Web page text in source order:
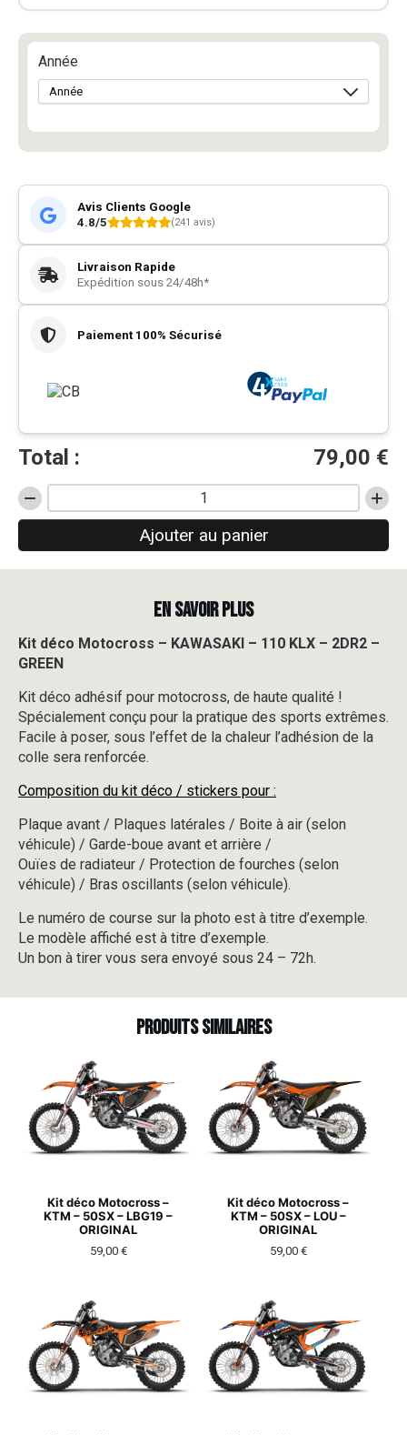
Année
Avis Clients Google
4.8/5
(241 avis)
Livraison Rapide
Expédition sous 24/48h*
Paiement 100% Sécurisé
Total : 79,00 €
quantité
de
Motocross
110
KLX
2DR2
-
GREEN
Ajouter au panier
EN SAVOIR PLUS
Kit déco Motocross – KAWASAKI – 110 KLX – 2DR2 –
GREEN
Kit déco adhésif pour motocross, de haute qualité !
Spécialement conçu pour la pratique des sports extrêmes.
Facile à poser, sous l’effet de la chaleur l’adhésion de la
colle sera renforcée.
Composition du kit déco / stickers pour :
Plaque avant / Plaques latérales / Boite à air (selon
véhicule) / Garde-boue avant et arrière /
Ouïes de radiateur / Protection de fourches (selon
véhicule) / Bras oscillants (selon véhicule).
Le numéro de course sur la photo est à titre d’exemple.
Le modèle affiché est à titre d’exemple.
Un bon à tirer vous sera envoyé sous 24 – 72h.
Produits similaires
Kit déco Motocross –
KTM – 50SX – LBG19 –
ORIGINAL
59,00 €
Kit déco Motocross –
KTM – 50SX – LOU –
ORIGINAL
59,00 €